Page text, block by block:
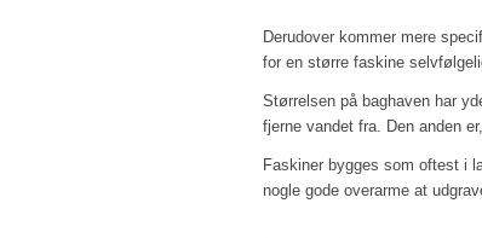
Derudover kommer mere
for en større faskine
Størrelsen på baghaven har
fjerne vandet fra. Den anden
Faskiner bygges som oftest i
nogle gode overarme at